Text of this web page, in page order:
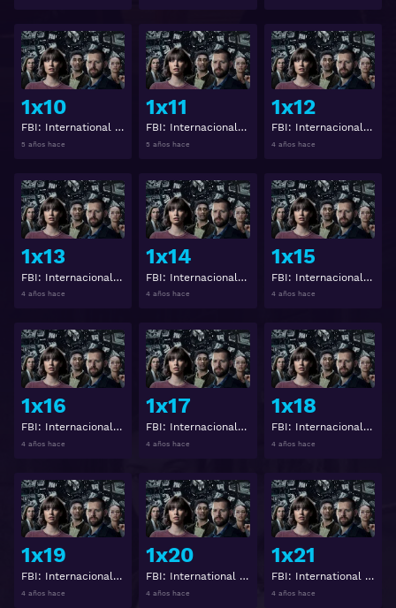
1x10
FBI: International Temporada 1 Capitulo 10
5 años hace
Ver
1x11
FBI: Internacional Temporada 1 Capitulo 11
5 años hace
Ver
1x12
FBI: Internacional Temporada 1 Capitulo 12
4 años hace
1x13
FBI: Internacional Temporada 1 Capitulo 13
4 años hace
Ver
1x14
FBI: Internacional Temporada 1 Capitulo 14
4 años hace
Ver
1x15
FBI: Internacional Temporada 1 Capitulo 15
4 años hace
1x16
FBI: Internacional Temporada 1 Capitulo 16
4 años hace
Ver
1x17
FBI: Internacional Temporada 1 Capitulo 17
4 años hace
Ver
1x18
FBI: Internacional Temporada 1 Capitulo 18
4 años hace
1x19
FBI: Internacional Temporada 1 Capitulo 19
4 años hace
Ver
1x20
FBI: International Temporada 1 Capitulo 20
4 años hace
Ver
1x21
FBI: International Temporada 1 Capitulo 21
4 años hace